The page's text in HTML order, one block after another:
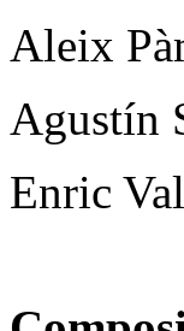
Aleix
Agustín
Enric